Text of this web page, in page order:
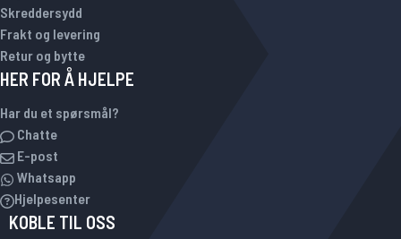
Skreddersydd
Frakt og levering
Retur og bytte
HER FOR Å HJELPE
Har du et spørsmål?
Chatte
E-post
Whatsapp
Hjelpesenter
KOBLE TIL OSS